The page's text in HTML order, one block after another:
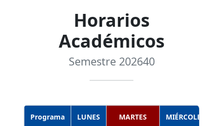
Horarios
Académicos
Semestre 202640
Programa LUNES MARTES MIÉRCOLES